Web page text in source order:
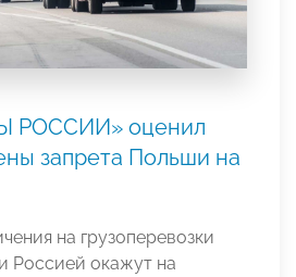
РОССИИ» оценил
запрета Польши на
на грузоперевозки
Россией окажут на